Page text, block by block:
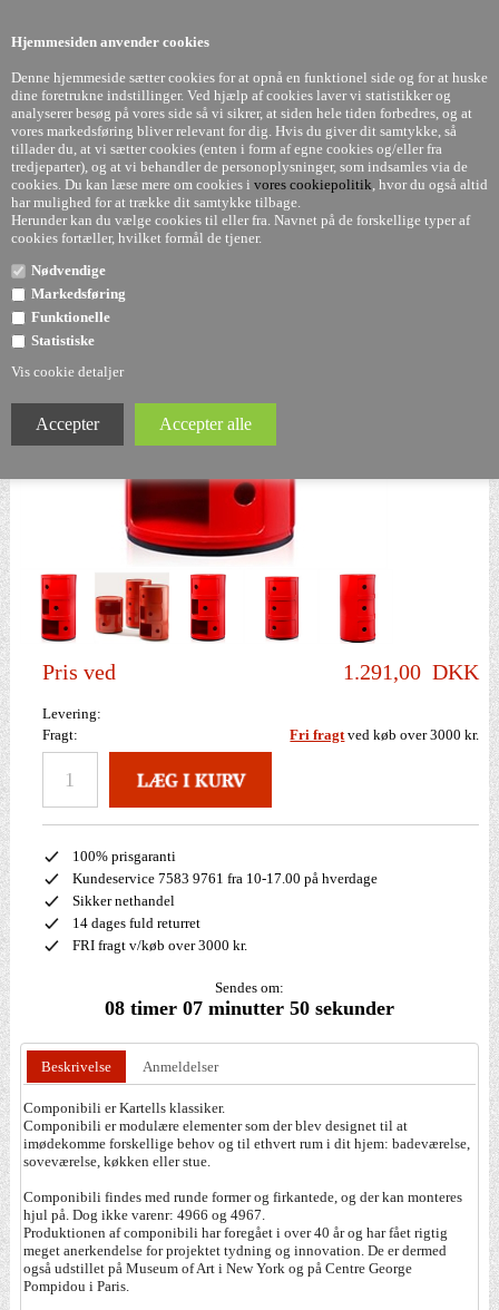
Hjemmesiden anvender cookies
Denne hjemmeside sætter cookies for at opnå en funktionel side og for at huske
dine foretrukne indstillinger. Ved hjælp af cookies laver vi statistikker og
analyserer besøg på vores side så vi sikrer, at siden hele tiden forbedres, og at
vores markedsføring bliver relevant for dig. Hvis du giver dit samtykke, så
tillader du, at vi sætter cookies (enten i form af egne cookies og/eller fra
tredjeparter), og at vi behandler de personoplysninger, som indsamles via de
cookies. Du kan læse mere om cookies i vores cookiepolitik, hvor du også altid
har mulighed for at trække dit samtykke tilbage.
Herunder kan du vælge cookies til eller fra. Navnet på de forskellige typer af
cookies fortæller, hvilket formål de tjener.
Nødvendige
Markedsføring
Funktionelle
Statistiske
Vis cookie detaljer
Componibili - Rød - 3. rum - Anna Castelli - Kartell
Pris ved 1.291,00 DKK
Levering:
Fragt:
Fri fragtved køb over 3000 kr.
100% prisgaranti
Kundeservice 7583 9761 fra 10-17.00 på hverdage
Sikker nethandel
14 dages fuld returret
FRI fragt v/køb over 3000 kr.
Sendes om:
08 timer 07 minutter 50 sekunder
Beskrivelse Anmeldelser
Componibili er Kartells klassiker.
Componibili er modulære elementer som der blev designet til at
imødekomme forskellige behov og til ethvert rum i dit hjem: badeværelse,
soveværelse, køkken eller stue.
Componibili findes med runde former og firkantede, og der kan monteres
hjul på. Dog ikke varenr: 4966 og 4967.
Produktionen af componibili har foregået i over 40 år og har fået rigtig
meget anerkendelse for projektet tydning og innovation. De er dermed
også udstillet på Museum of Art i New York og på Centre George
Pompidou i Paris.